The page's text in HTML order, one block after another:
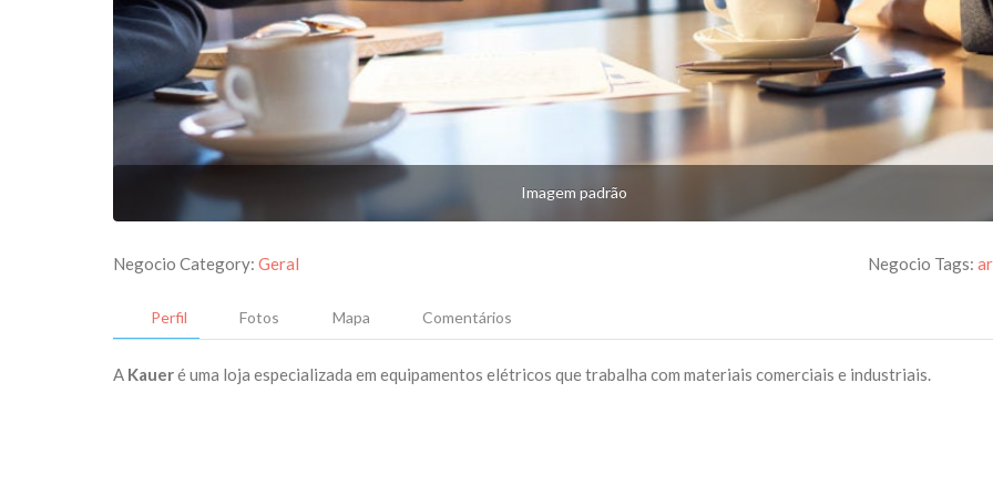
Imagem padrão
Negocio Category: Geral Negocio Tags:
Perfil Fotos Mapa Comentários
A Kaueré uma loja especializada em equipamentos elétricos que trabalha com materiais comerciais e industriais.